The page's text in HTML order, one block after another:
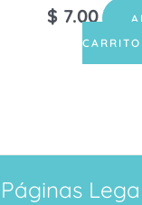
$ 7.00
CARRITO
Páginas